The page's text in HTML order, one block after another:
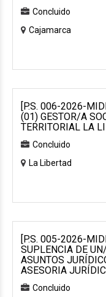
Concluido
Cajamarca
[P.S. 006-2026-
(01) GESTOR/A
TERRITORIAL LA
Concluido
La Libertad
[P.S. 005-2026-
SUPLENCIA DE
ASUNTOS
ASESORIA
Concluido